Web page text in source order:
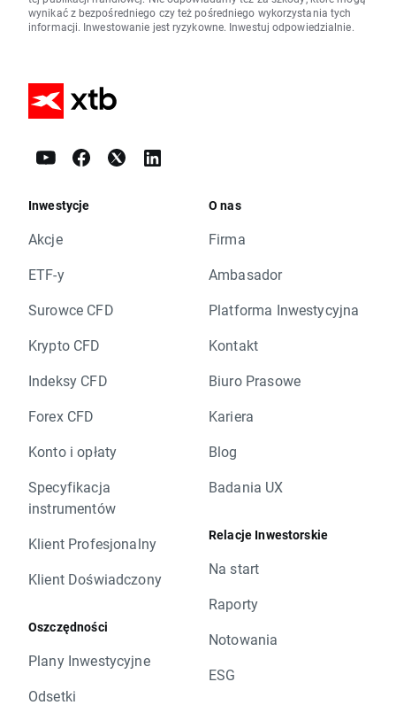
wynikać z bezpośredniego czy też pośredniego wykorzystania tych
informacji. Inwestowanie jest ryzykowne. Inwestuj odpowiedzialnie.
Inwestycje
Akcje
ETF-y
Surowce CFD
Krypto CFD
Indeksy CFD
Forex CFD
Konto i opłaty
Specyfikacja
instrumentów
Klient Profesjonalny
Klient Doświadczony
Oszczędności
Plany Inwestycyjne
Odsetki
O nas
Firma
Ambasador
Platforma Inwestycyjna
Kontakt
Biuro Prasowe
Kariera
Blog
Badania UX
Relacje Inwestorskie
Na start
Raporty
Notowania
ESG